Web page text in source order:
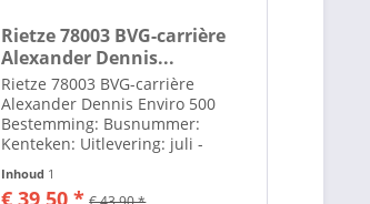
Rietze 78003 BVG-carrière
Alexander Dennis...
Rietze 78003 BVG-carrière
Alexander Dennis Enviro 500
Bestemming: Busnummer:
Kenteken: Uitlevering: juli -
augustus 2023 Meer van Rietze
Automodelle vindt u hier
Inhoud 1